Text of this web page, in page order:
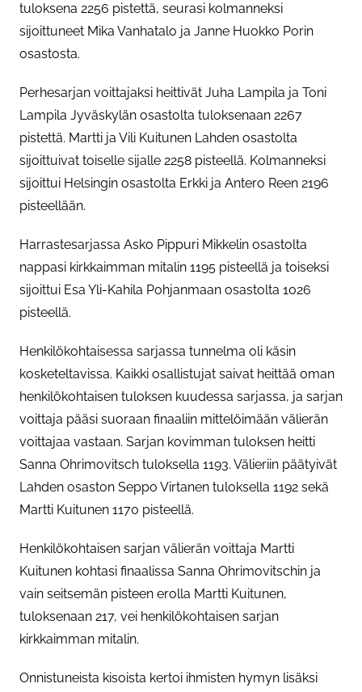
tuloksena 2256 pistettä, seurasi kolmanneksi
sijoittuneet Mika Vanhatalo ja Janne Huokko Porin
osastosta.
Perhesarjan voittajaksi heittivät Juha Lampila ja Toni
Lampila Jyväskylän osastolta tuloksenaan 2267
pistettä. Martti ja Vili Kuitunen Lahden osastolta
sijoittuivat toiselle sijalle 2258 pisteellä. Kolmanneksi
sijoittui Helsingin osastolta Erkki ja Antero Reen 2196
pisteellään.
Harrastesarjassa Asko Pippuri Mikkelin osastolta
nappasi kirkkaimman mitalin 1195 pisteellä ja toiseksi
sijoittui Esa Yli-Kahila Pohjanmaan osastolta 1026
pisteellä.
Henkilökohtaisessa sarjassa tunnelma oli käsin
kosketeltavissa. Kaikki osallistujat saivat heittää oman
henkilökohtaisen tuloksen kuudessa sarjassa, ja sarjan
voittaja pääsi suoraan finaaliin mittelöimään välierän
voittajaa vastaan. Sarjan kovimman tuloksen heitti
Sanna Ohrimovitsch tuloksella 1193. Välieriin päätyivät
Lahden osaston Seppo Virtanen tuloksella 1192 sekä
Martti Kuitunen 1170 pisteellä.
Henkilökohtaisen sarjan välierän voittaja Martti
Kuitunen kohtasi finaalissa Sanna Ohrimovitschin ja
vain seitsemän pisteen erolla Martti Kuitunen,
tuloksenaan 217, vei henkilökohtaisen sarjan
kirkkaimman mitalin.
Onnistuneista kisoista kertoi ihmisten hymyn lisäksi